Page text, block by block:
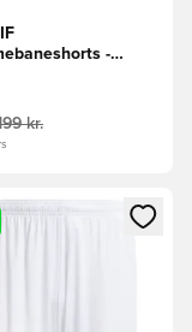
-
kr.
dig som
Modal til at logge